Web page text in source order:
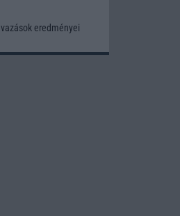
eredményei